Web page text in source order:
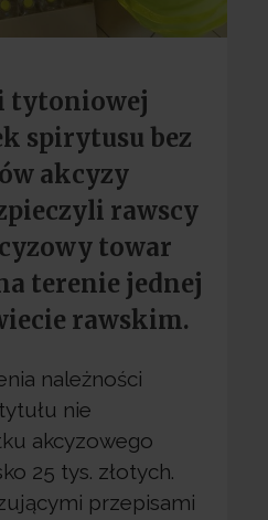
tytoniowej
spirytusu bez
akcyzy
rawscy
towar
terenie jednej
rawskim.
należności
nie
akcyzowego
25 tys. złotych.
przepisami